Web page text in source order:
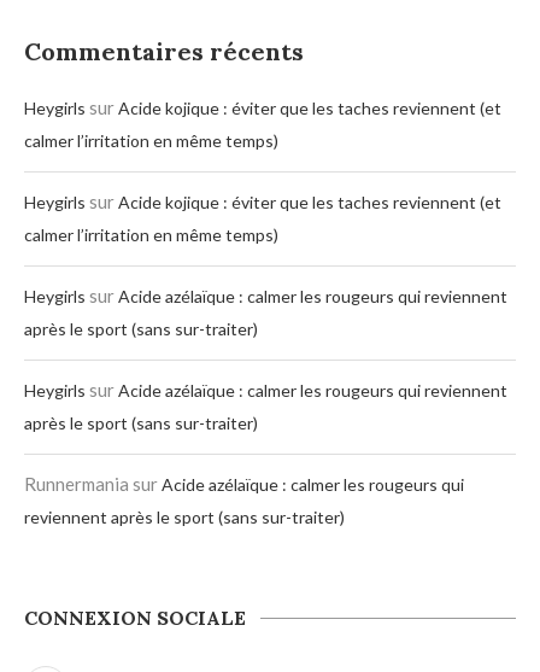
Commentaires récents
Heygirls surAcide kojique : éviter que les taches reviennent (et
calmer l’irritation en même temps)
Heygirls surAcide kojique : éviter que les taches reviennent (et
calmer l’irritation en même temps)
Heygirls surAcide azélaïque : calmer les rougeurs qui reviennent
après le sport (sans sur-traiter)
Heygirls surAcide azélaïque : calmer les rougeurs qui reviennent
après le sport (sans sur-traiter)
Runnermania surAcide azélaïque : calmer les rougeurs qui
reviennent après le sport (sans sur-traiter)
CONNEXION SOCIALE